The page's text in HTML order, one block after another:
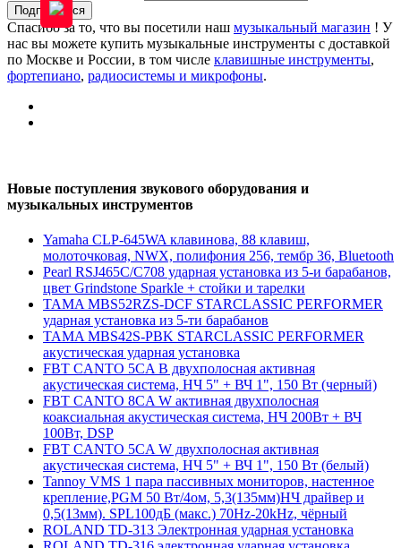
Подписаться
Спасибо за то, что вы посетили наш музыкальный магазин ! У
нас вы можете купить музыкальные инструменты с доставкой
по Москве и России, в том числе клавишные инструменты,
фортепиано, радиосистемы и микрофоны.
Новые поступления звукового оборудования и
музыкальных инструментов
Yamaha CLP-645WA клавинова, 88 клавиш,
молоточковая, NWX, полифония 256, тембр 36, Bluetooth
Pearl RSJ465C/C708 ударная установка из 5-и барабанов,
цвет Grindstone Sparkle + стойки и тарелки
TAMA MBS52RZS-DCF STARCLASSIC PERFORMER
ударная установка из 5-ти барабанов
TAMA MBS42S-PBK STARCLASSIC PERFORMER
акустическая ударная установка
FBT CANTO 5CA B двухполосная активная
акустическая система, НЧ 5" + ВЧ 1", 150 Вт (черный)
FBT CANTO 8CA W активная двухполосная
коаксиальная акустическая система, НЧ 200Вт + ВЧ
100Вт, DSP
FBT CANTO 5CA W двухполосная активная
акустическая система, НЧ 5" + ВЧ 1", 150 Вт (белый)
Tannoy VMS 1 пара пассивных мониторов, настенное
крепление,PGM 50 Вт/4ом, 5,3(135мм)НЧ драйвер и
0,5(13мм). SPL100дБ (макс.) 70Hz-20kHz, чёрный
ROLAND TD-313 Электронная ударная установка